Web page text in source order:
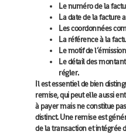
Le numéro de la
La date de la facture
Les coordonnées
La référence à la
Le motif de
Le détail des
régler.
Il est essentiel de bien
remise, qui peut elle aussi
à payer mais ne constitue
distinct. Une remise est
de la transaction et intégrée